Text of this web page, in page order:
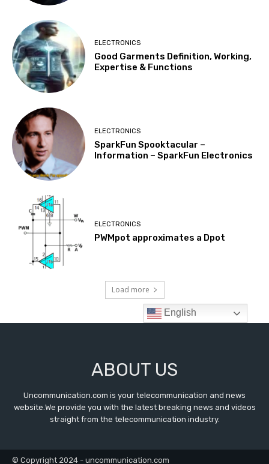
ABOUT US
Uncommunication.com is your telecommunication and news
website.We provide you with the latest breaking news and videos
straight from the telecommunication industry.
© Copyright 2024 - uncommunication.com